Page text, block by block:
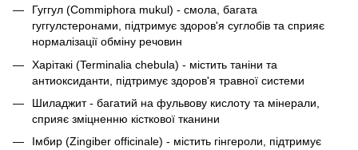
Гуггул (Commiphora mukul) - смола, багата
гуггулстеронами, підтримує здоров'я суглобів та сприяє
нормалізації обміну речовин
Харітакі (Terminalia chebula) - містить таніни та
антиоксиданти, підтримує здоров'я травної системи
Шиладжит - багатий на фульвову кислоту та мінерали,
сприяє зміцненню кісткової тканини
Імбир (Zingiber officinale) - містить гінгероли, підтримує